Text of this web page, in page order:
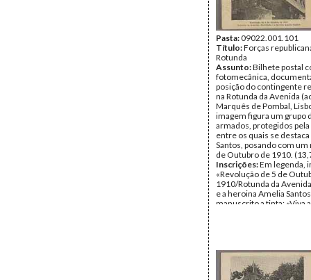
Pasta:09022.001.101
Título:Forças
Rotunda
Assunto:Bilhete postal
fotomecânica,
posição do contingente
na Rotunda da Avenida
Marquês de Pombal,
imagem figura um grupo
armados, protegidos pela
entre os quais se
Santos, posando com
de Outubro de 1910.
Inscrições:Em legenda,
«Revolução de 5 de
1910/Rotunda da
e a heroina Amelia
manuscrito a tinta: «Viva
Soares/António Pedro
Tipo Documental:ARTE
Página(s):2